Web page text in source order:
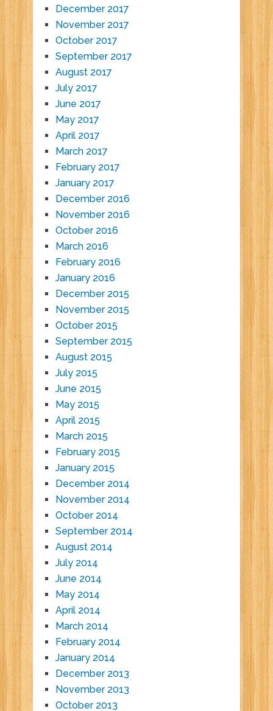
December 2017
November 2017
October 2017
September 2017
August 2017
July 2017
June 2017
May 2017
April 2017
March 2017
February 2017
January 2017
December 2016
November 2016
October 2016
March 2016
February 2016
January 2016
December 2015
November 2015
October 2015
September 2015
August 2015
July 2015
June 2015
May 2015
April 2015
March 2015
February 2015
January 2015
December 2014
November 2014
October 2014
September 2014
August 2014
July 2014
June 2014
May 2014
April 2014
March 2014
February 2014
January 2014
December 2013
November 2013
October 2013